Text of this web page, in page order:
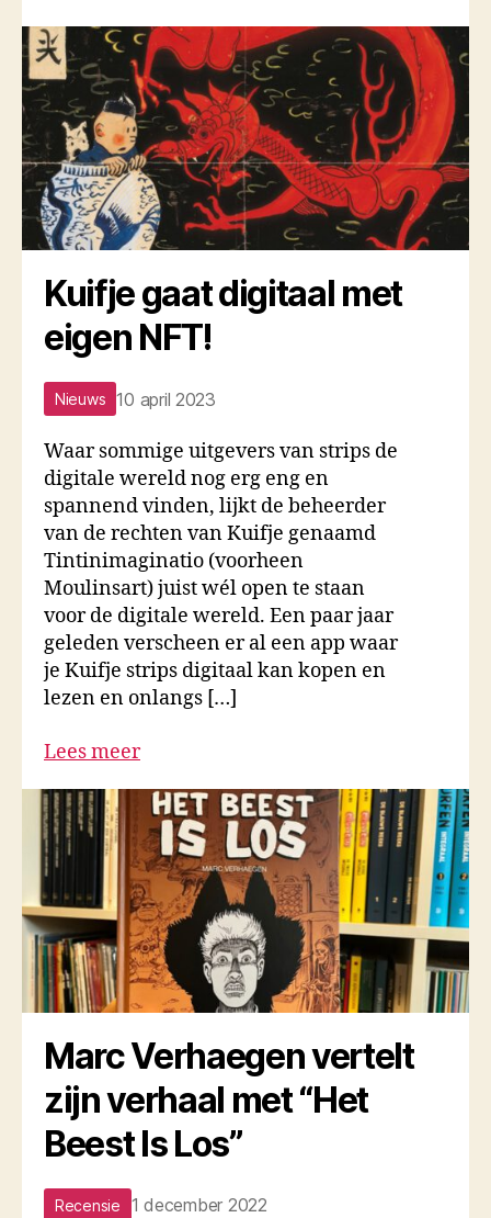
Kuifje gaat digitaal met
eigen NFT!
Nieuws 10 april 2023
Waar sommige uitgevers van strips de
digitale wereld nog erg eng en
spannend vinden, lijkt de beheerder
van de rechten van Kuifje genaamd
Tintinimaginatio (voorheen
Moulinsart) juist wél open te staan
voor de digitale wereld. Een paar jaar
geleden verscheen er al een app waar
je Kuifje strips digitaal kan kopen en
lezen en onlangs […]
Lees meer
Marc Verhaegen vertelt
zijn verhaal met “Het
Beest Is Los”
Recensie 1 december 2022